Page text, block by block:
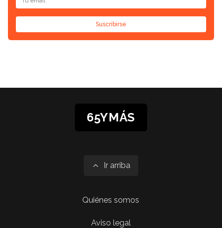
Suscribirse
65YMÁS
Ir arriba
Quiénes somos
Aviso legal